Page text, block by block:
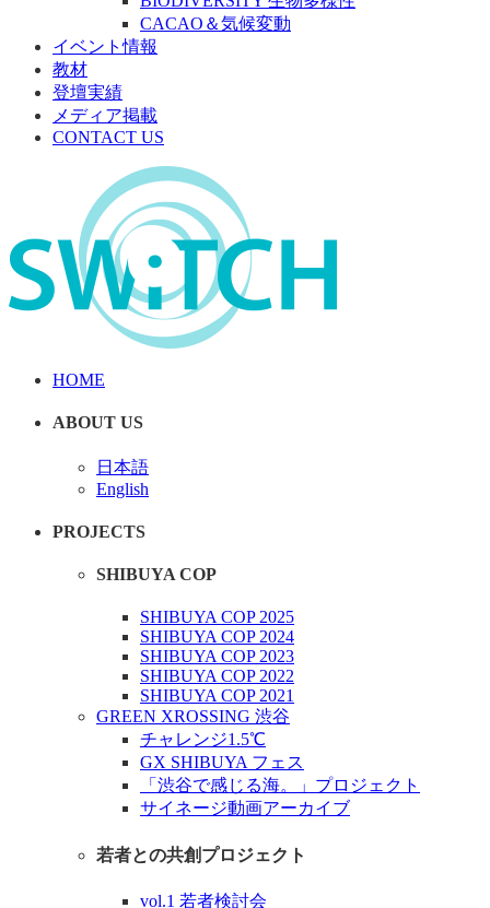
CACAO＆気候変動
イベント情報
教材
登壇実績
メディア掲載
CONTACT US
HOME
ABOUT US
日本語
English
PROJECTS
SHIBUYA COP
SHIBUYA COP 2025
SHIBUYA COP 2024
SHIBUYA COP 2023
SHIBUYA COP 2022
SHIBUYA COP 2021
GREEN XROSSING 渋谷
チャレンジ1.5℃
GX SHIBUYA フェス
「渋谷で感じる海。」プロジェクト
サイネージ動画アーカイブ
若者との共創プロジェクト
vol.1 若者検討会